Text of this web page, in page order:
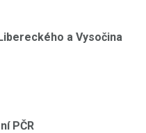
a Vysočina